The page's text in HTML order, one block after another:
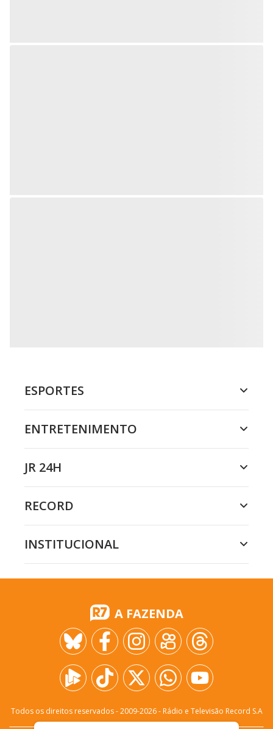
ESPORTES
ENTRETENIMENTO
JR 24H
RECORD
INSTITUCIONAL
A FAZENDA
Todos os direitos reservados - 2009-2026- Rádio e Televisão Record S.A